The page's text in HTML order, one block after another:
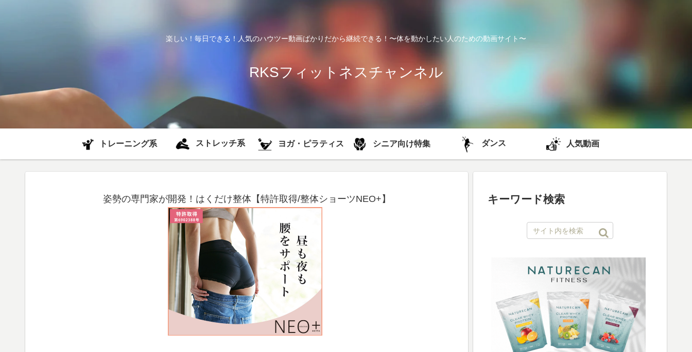
楽しい！毎日できる！人気のハウツー動画ばかりだから継続できる！〜体を動かしたい人のための動画サイト〜
RKSフィットネスチャンネル
トレーニング系 ストレッチ系 ヨガ・ピラティス シニア向け特集 ダンス 人気動画
姿勢の専門家が開発！はくだけ整体【特許取得/整体ショーツNEO+】 キーワード検索